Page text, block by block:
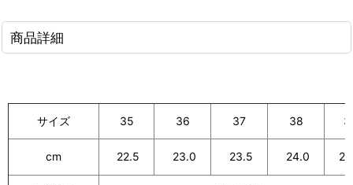
商品詳細
サイズ 35 36 37 38
cm 22.5 23.0 23.5 24.0